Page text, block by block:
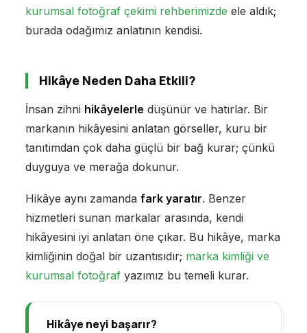
kurumsal fotoğraf çekimi rehberimizde ele aldık;
burada odağımız anlatının kendisi.
Hikâye Neden Daha Etkili?
İnsan zihni hikâyelerle düşünür ve hatırlar. Bir
markanın hikâyesini anlatan görseller, kuru bir
tanıtımdan çok daha güçlü bir bağ kurar; çünkü
duyguya ve merağa dokunur.
Hikâye aynı zamanda fark yaratır. Benzer
hizmetleri sunan markalar arasında, kendi
hikâyesini iyi anlatan öne çıkar. Bu hikâye, marka
kimliğinin doğal bir uzantısıdır; marka kimliği ve
kurumsal fotoğrafyazımız bu temeli kurar.
Hikâye neyi başarır?